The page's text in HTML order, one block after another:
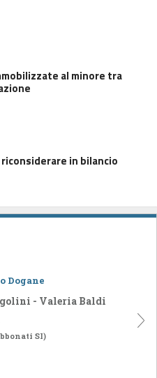
al minore tra
in bilancio
Dogane
- Valeria Baldi
SI)